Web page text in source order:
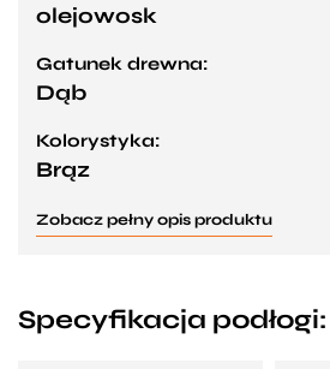
olejowosk
Gatunek drewna:
Dąb
Kolorystyka:
Brąz
Zobacz pełny opis produktu
Specyfikacja podłogi: